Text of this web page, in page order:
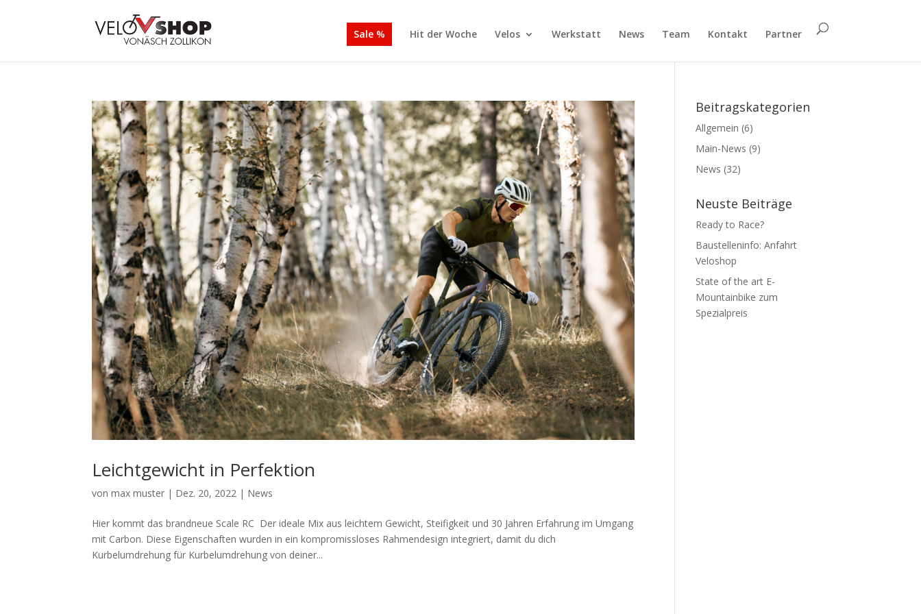
Sale % Hit der Woche Velos Werkstatt News Team Kontakt Partner
Leichtgewicht in Perfektion
vonmax muster | Dez. 20, 2022 | News
Hier kommt das brandneue Scale RC Der ideale Mix aus leichtem Gewicht, Steifigkeit und 30 Jahren Erfahrung im Umgang
mit Carbon. Diese Eigenschaften wurden in ein kompromissloses Rahmendesign integriert, damit du dich
Kurbelumdrehung für Kurbelumdrehung von deiner...
Beitragskategorien
Allgemein (6)
Main-News (9)
News (32)
Neuste Beiträge
Ready to Race?
Baustelleninfo: Anfahrt
Veloshop
State of the art E-
Mountainbike zum
Spezialpreis